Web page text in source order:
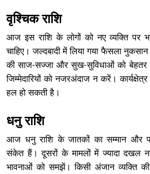
वृश्चिक राशि
आज इस राशि के लोगों को नए व्यक्ति पर
चाहिए। जल्दबादी में लिया गया फैसला
की साज-सज्जा और सुख-सुविधाओं को बेहतर
जिम्मेदारियों को नजरअंदाज न करें।
हल हो सकती है।
धनु राशि
आज धनु राशि के जातकों का सम्मान और
संकेत हैं। दूसरों के मामलों में ज्यादा दखल
भावनाओं को समझें। किसी अंजान व्यक्ति